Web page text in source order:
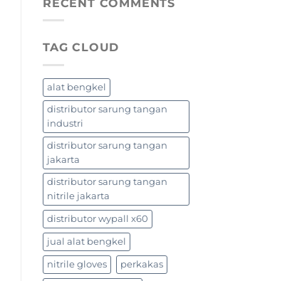
RECENT COMMENTS
TAG CLOUD
alat bengkel
distributor sarung tangan
industri
distributor sarung tangan
jakarta
distributor sarung tangan
nitrile jakarta
distributor wypall x60
jual alat bengkel
nitrile gloves perkakas